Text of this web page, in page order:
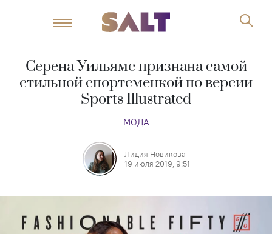
Серена Уильямс признана самой
стильной спортсменкой по версии
Sports Illustrated
МОДА
Лидия Новикова
19 июля 2019, 9:51